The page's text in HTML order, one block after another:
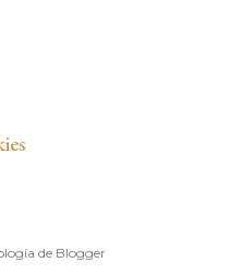
de Blogger